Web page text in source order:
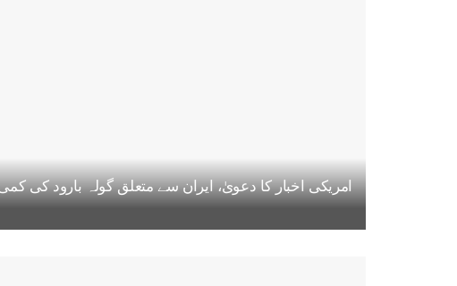
امریکی اخبار کا دعویٰ، ایران سے متعلق گولہ بارود کی